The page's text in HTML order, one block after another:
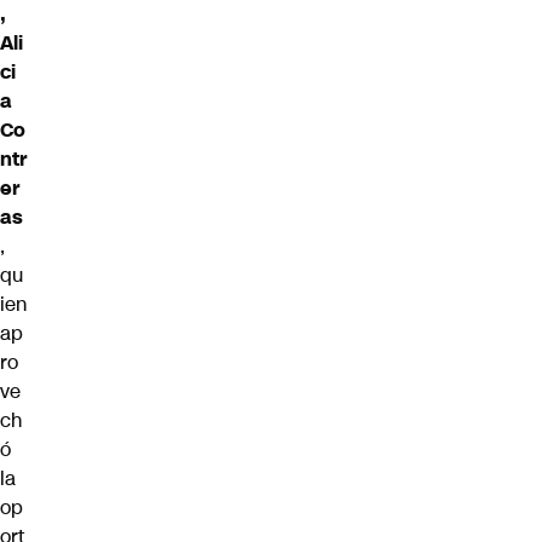
,
Ali
ci
a
Co
ntr
er
as
,
qu
ien
ap
ro
ve
ch
ó
la
op